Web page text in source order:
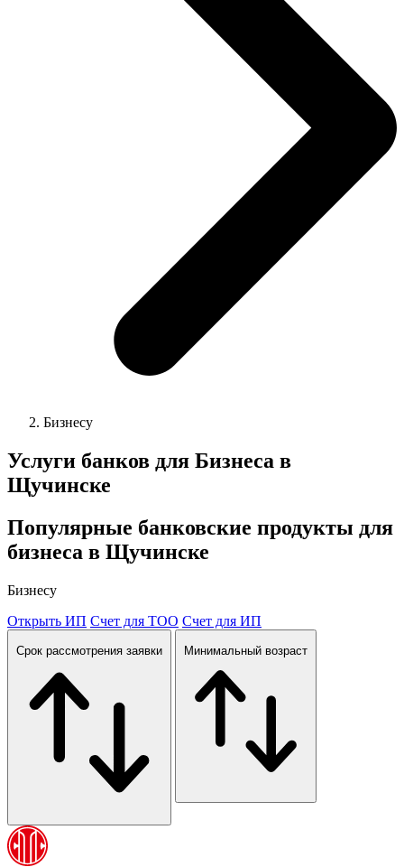
Бизнесу
Услуги банков для Бизнеса в
Щучинске
Популярные банковские продукты для
бизнеса в Щучинске
Бизнесу
Открыть ИП Cчет для ТОО Счет для ИП
Срок рассмотрения заявки Минимальный возраст